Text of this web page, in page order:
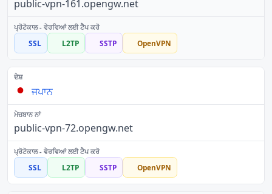
public-vpn-161.opengw.net
SSL L2TP SSTP OpenVPN
ਜਪਾਨ
public-vpn-72.opengw.net
SSL L2TP SSTP OpenVPN